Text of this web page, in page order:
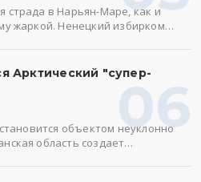
страда в Нарьян-Маре, как и
жаркой. Ненецкий избирком…
06
Арктический "супер-
объектом неуклонно
область создает…